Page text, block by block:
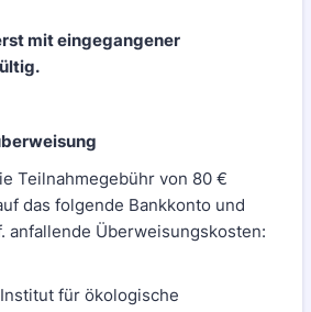
mit eingegangener
Teilnahmegebühr von 80 €
das folgende Bankkonto und
anfallende Überweisungskosten:
für ökologische